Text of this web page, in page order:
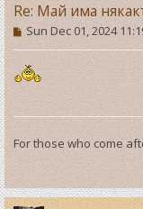
Re: Май има
P
o
s
t
Sun Dec 01, 2024
For those who come